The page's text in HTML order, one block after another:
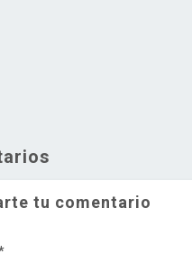
tu comentario